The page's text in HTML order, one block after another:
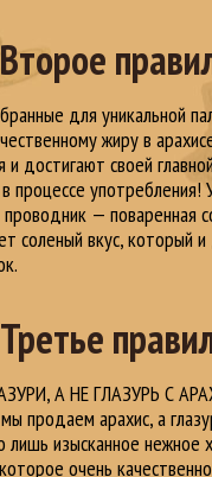
Второе
для уникальной
жиру в
и достигают своей
процессе употребления!
проводник — поваренная
соленый вкус, который
Третье
А НЕ ГЛАЗУРЬ С
продаем арахис, а
лишь изысканное нежное
очень